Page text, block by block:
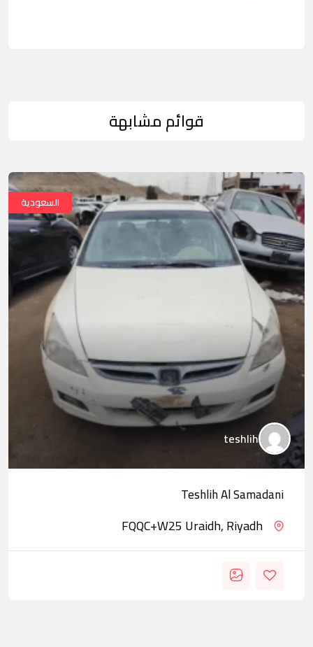
قوائم مشابهة
السعودية
teshlih
Teshlih Al Samadani
FQQC+W25 Uraidh, Riyadh